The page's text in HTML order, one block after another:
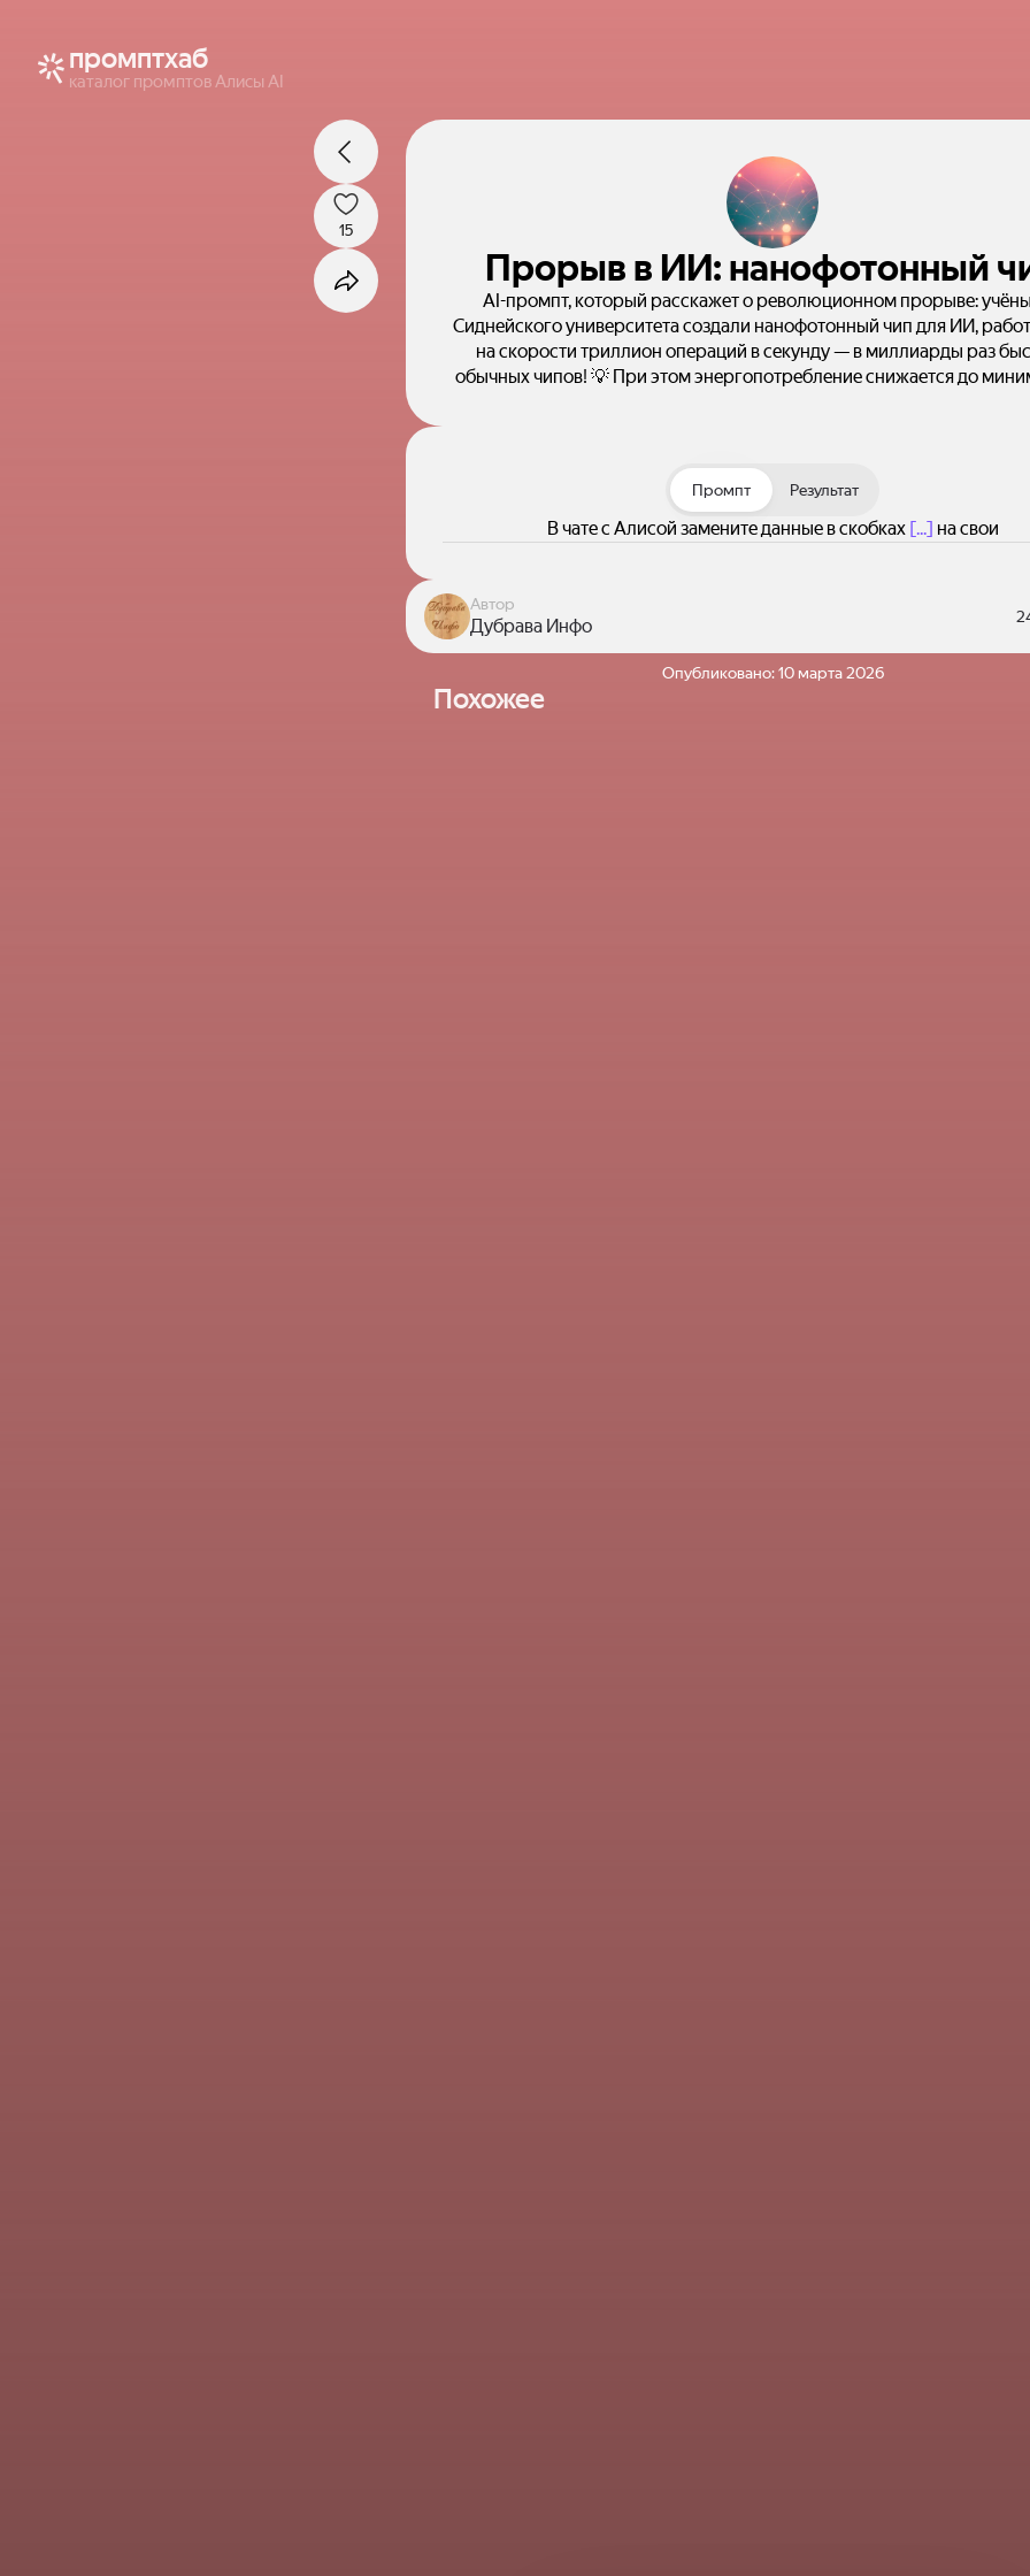
промптхаб
каталог промптов Алисы AI
Прорыв в ИИ: нанофотонный
AI-промпт, который расскажет о революционном прорыве:
Сиднейского университета создали нанофотонный чип для ИИ,
на скорости триллион операций в секунду — в миллиарды раз
обычных чипов! 💡 При этом энергопотребление снижается до
электричество. 2. Инфографика с визуальным сравнением
обычного и нанофотонного чипа — подчеркнёт масштаб
Диаграмма с показателями скорости и энергопотребления —
15
Промпт Результат
В чате с Алисой замените данные в скобках [...] на свои
Автор
Дубрава Инфо
Опубликовано:10 марта 2026
Похожее